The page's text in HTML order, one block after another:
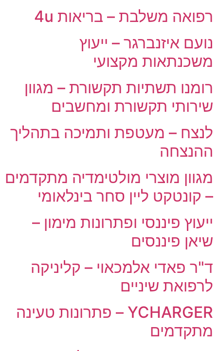
רפואה משלבת – בריאות 4u
נועם איזנברגר – ייעוץ
משכנתאות מקצועי
רומנו תשתיות תקשורת – מגוון
שירותי תקשורת ומחשבים
לנצח – מעטפת ותמיכה בתהליך
ההנצחה
מגוון מוצרי מולטימדיה מתקדמים
– קונטקט ליין סחר בינלאומי
ייעוץ פיננסי ופתרונות מימון –
שיאן פיננסים
ד"ר פאדי אלמכאוי – קליניקה
לרפואת שיניים
YCHARGER – פתרונות טעינה
מתקדמים